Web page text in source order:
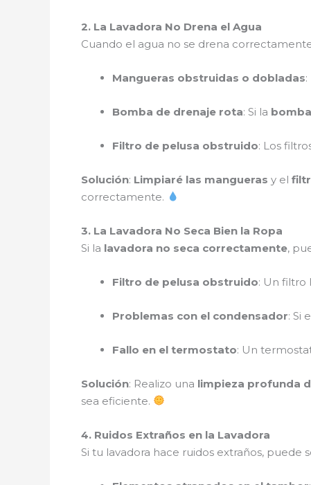
2. La Lavadora No Drena el Agua
Cuando el agua no se drena
Mangueras obstruidas o dobladas
Bomba de drenaje rota: Si la
Filtro de pelusa obstruido: Los
Solución: Limpiaré las mangueras y el
correctamente.
3. La Lavadora No Seca Bien la Ropa
Si la lavadora no seca correctamente,
Filtro de pelusa obstruido: Un filtro
Problemas con el condensador: Si
Fallo en el termostato: Un
Solución: Realizo una limpieza profunda
sea eficiente.
4. Ruidos Extraños en la Lavadora
Si tu lavadora hace ruidos extraños, puede